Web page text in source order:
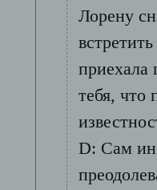
Лорену
приехала
тебя, что
D: Сам